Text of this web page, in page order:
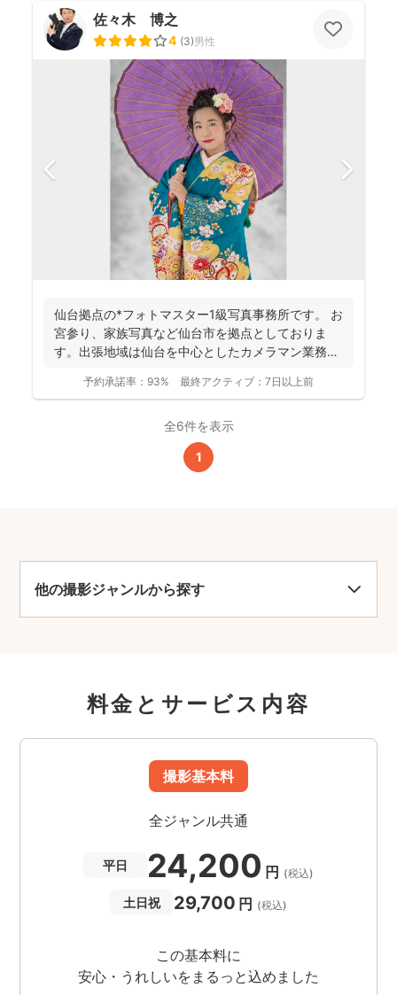
佐々木 博之
4 (3)男性
仙台拠点の*フォトマスター1級写真事務所です。 お
宮参り、家族写真など仙台市を拠点としておりま
す。出張地域は仙台を中心としたカメラマン業務を
予約承諾率： 93% 最終アクティブ： 7日以上前
全6件を表示
1
他の撮影ジャンルから探す
料金とサービス内容
撮影基本料
全ジャンル共通
平日 24,200 円 (税込)
土日祝 29,700 円 (税込)
この基本料に
安心・うれしいをまるっと込めました